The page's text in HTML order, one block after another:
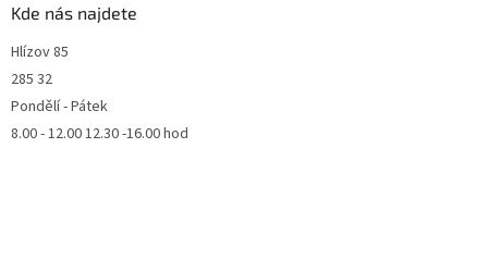
Kde nás najdete
Hlízov 85
285 32
Pondělí - Pátek
8.00 - 12.00 12.30 -16.00 hod